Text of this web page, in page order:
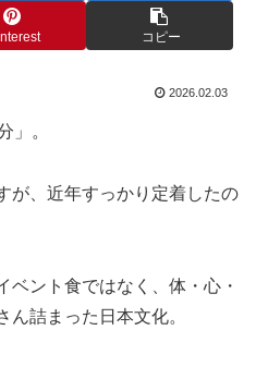
コピー
2026.02.03
」。
が、近年すっかり定着したの
ベント食ではなく、体・心・
詰まった日本文化。